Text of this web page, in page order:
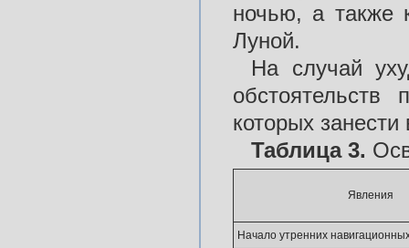
ночью, а также
Луной.
На случай
которых
Таблица 3.
Явления
Начало утренних